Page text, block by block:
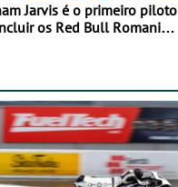
Jarvis é o primeiro piloto
os Red Bull Romaniacs